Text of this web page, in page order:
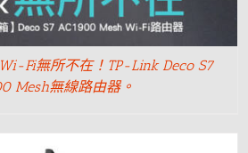
Fi無所不在！TP-Link Deco S7
Mesh無線路由器。